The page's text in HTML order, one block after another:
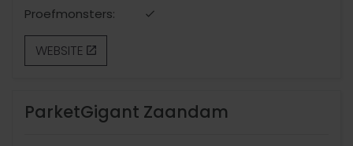
Proefmonsters:
WEBSITE
ParketGigant Zaandam